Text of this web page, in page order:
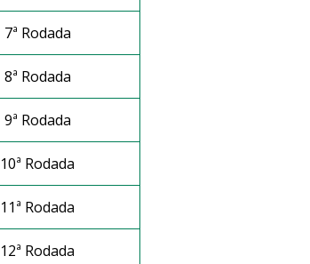
7ª Rodada
8ª Rodada
9ª Rodada
10ª Rodada
11ª Rodada
12ª Rodada